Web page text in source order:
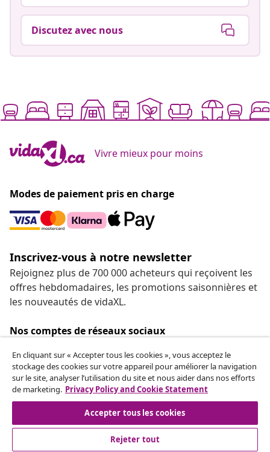
Discutez avec nous
Vivre mieux pour moins
Modes de paiement pris en charge
Inscrivez-vous à notre newsletter
Rejoignez plus de 700 000 acheteurs qui reçoivent les
offres hebdomadaires, les promotions saisonnières et
les nouveautés de vidaXL.
Nos comptes de réseaux sociaux
Service Clients
En cliquant sur « Accepter tous les cookies », vous acceptez le
stockage des cookies sur votre appareil pour améliorer la navigation
sur le site, analyser l’utilisation du site et nous aider dans nos efforts
de marketing. Privacy Policy and Cookie Statement
Accepter tous les cookies
Rejeter tout